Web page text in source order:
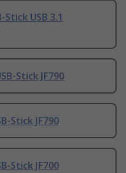
USB 3.1
Stick JF790
Stick JF790
Stick JF700